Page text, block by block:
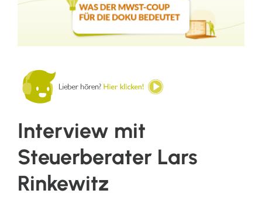
grösseres
Interview mit
Steuerberater Lars
Rinkewitz